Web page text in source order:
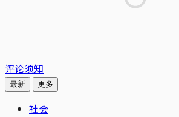
评论须知
最新 更多
社会